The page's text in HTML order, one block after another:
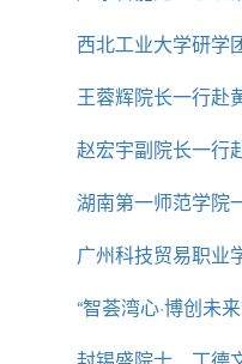
西北工业大学研学
王蓉辉院长一行赴
赵宏宇副院长一行
湖南第一师范学院
广州科技贸易职业
“智荟湾心·博创未